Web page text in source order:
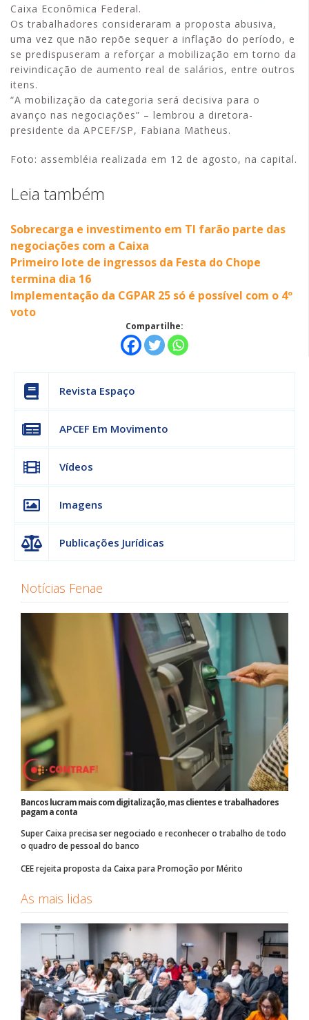
Caixa Econômica Federal.
Os trabalhadores consideraram a proposta abusiva,
uma vez que não repõe sequer a inflação do período, e
se predispuseram a reforçar a mobilização em torno da
reivindicação de aumento real de salários, entre outros
itens.
“A mobilização da categoria será decisiva para o
avanço nas negociações” – lembrou a diretora-
presidente da APCEF/SP, Fabiana Matheus.
Foto: assembléia realizada em 12 de agosto, na capital.
Leia também
Sobrecarga e investimento em TI farão parte das
negociações com a Caixa
Primeiro lote de ingressos da Festa do Chope
termina dia 16
Implementação da CGPAR 25 só é possível com o 4º
voto
Compartilhe:
Revista Espaço
APCEF Em Movimento
Vídeos
Imagens
Publicações Jurídicas
Notícias Fenae
Bancos lucram mais com digitalização, mas clientes e trabalhadores
pagam a conta
Super Caixa precisa ser negociado e reconhecer o trabalho de todo
o quadro de pessoal do banco
CEE rejeita proposta da Caixa para Promoção por Mérito
As mais lidas